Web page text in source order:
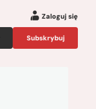
Zaloguj się
Subskrybuj